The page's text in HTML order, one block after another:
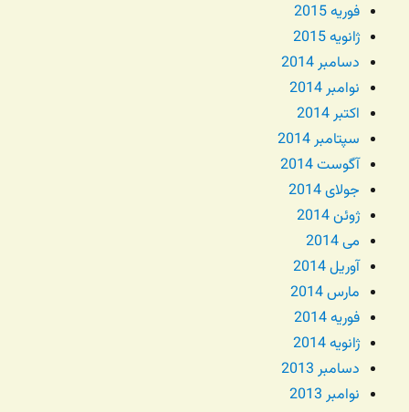
فوریه 2015
ژانویه 2015
دسامبر 2014
نوامبر 2014
اکتبر 2014
سپتامبر 2014
آگوست 2014
جولای 2014
ژوئن 2014
می 2014
آوریل 2014
مارس 2014
فوریه 2014
ژانویه 2014
دسامبر 2013
نوامبر 2013